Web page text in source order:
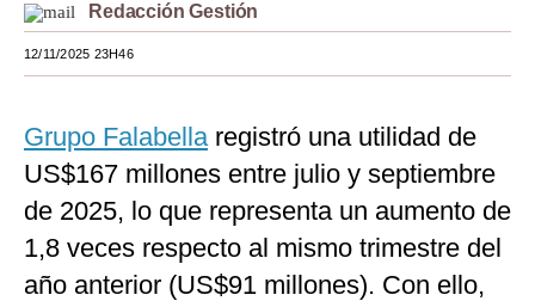
Mundo
España
Internacional
Tecnología
Redacción Gestión
12/11/2025 23H46
Grupo Falabellaregistró una utilidad de
US$167 millones entre julio y septiembre
de 2025, lo que representa un aumento de
1,8 veces respecto al mismo trimestre del
año anterior (US$91 millones). Con ello,